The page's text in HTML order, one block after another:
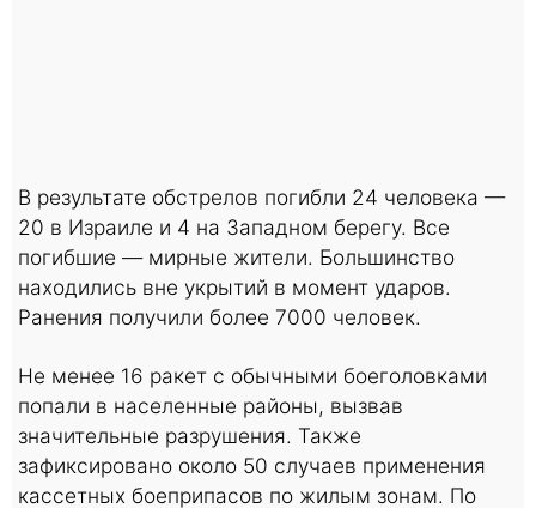
В результате обстрелов погибли 24 человека —
20 в Израиле и 4 на Западном берегу. Все
погибшие — мирные жители. Большинство
находились вне укрытий в момент ударов.
Ранения получили более 7000 человек.
Не менее 16 ракет с обычными боеголовками
попали в населенные районы, вызвав
значительные разрушения. Также
зафиксировано около 50 случаев применения
кассетных боеприпасов по жилым зонам. По